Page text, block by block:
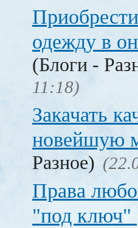
одежду в
(Блоги -
11:18)
Закачать
новейшую
Разное)
Права
"под ключ"